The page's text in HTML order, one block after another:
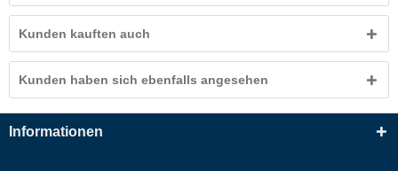
Kunden kauften auch
Kunden haben sich ebenfalls angesehen
Informationen